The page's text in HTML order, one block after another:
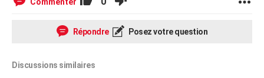
Répondre Posez votre question
Discussions similaires